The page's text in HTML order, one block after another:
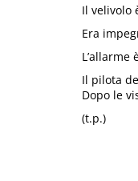
Il velivolo
Era
Il pilota
Dopo le
(t.p.)